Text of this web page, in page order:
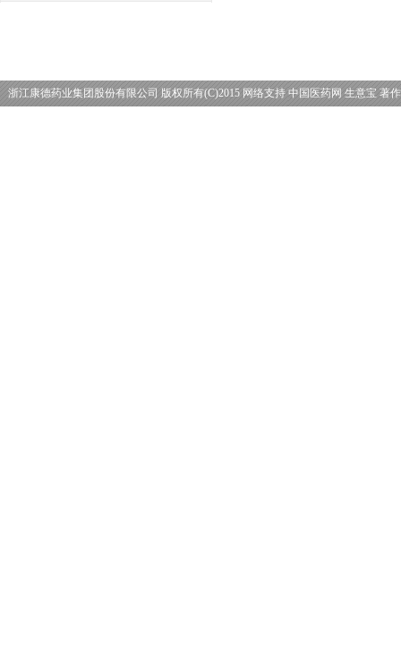
浙江康德药业集团股份有限公司 版权所有(C)2015 网络支持 中国医药网 生意宝 著